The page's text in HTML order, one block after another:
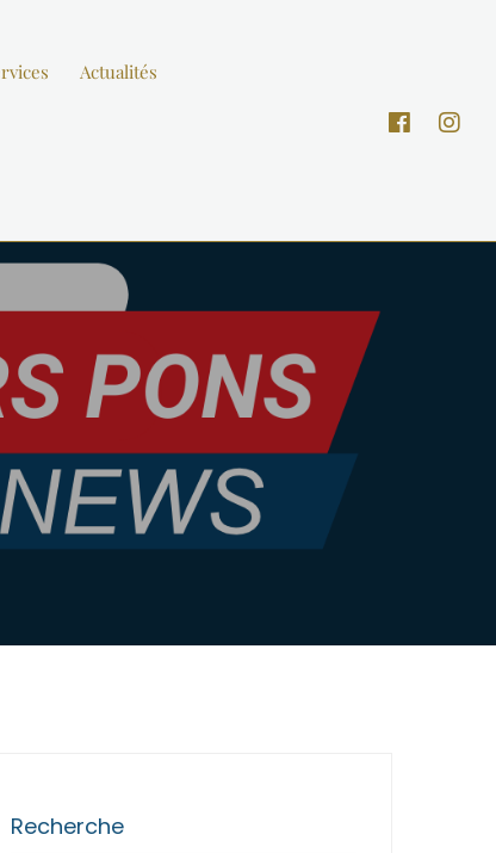
Actualités
Recherche